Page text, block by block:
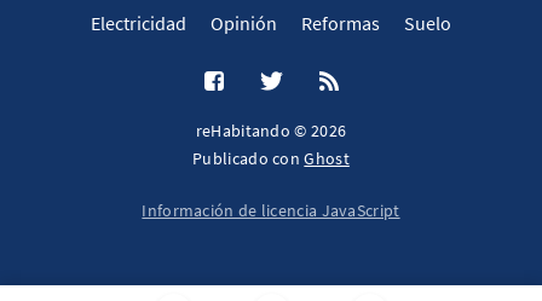
Electricidad
Opinión Reformas Suelo
reHabitando © 2026
Publicado conGhost
Información de licencia JavaScript